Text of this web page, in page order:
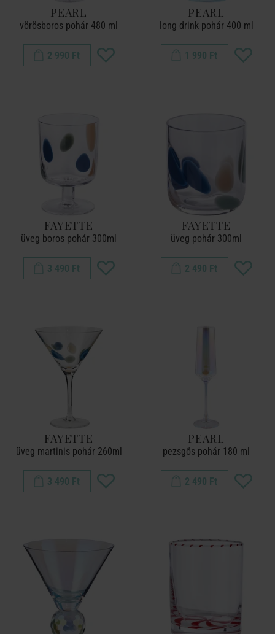
PEARL
vörösboros pohár 480 ml
2 990 Ft
PEARL
long drink pohár 400 ml
1 990 Ft
FAYETTE
üveg boros pohár 300ml
3 490 Ft
FAYETTE
üveg pohár 300ml
2 490 Ft
FAYETTE
üveg martinis pohár 260ml
3 490 Ft
PEARL
pezsgős pohár 180 ml
2 490 Ft